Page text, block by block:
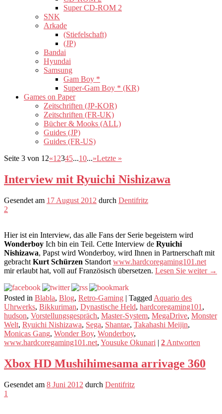
Super CD-ROM 2
SNK
Arkade
(Stiefelschaft)
(JP)
Bandai
Hyundai
Samsung
Gam Boy *
Super-Gam Boy * (KR)
Games on Paper
Zeitschriften (JP-KOR)
Zeitschriften (FR-UK)
Bücher & Mooks (ALL)
Guides (JP)
Guides (FR-US)
Seite 3 von 12«1 2345...10...»Letzte »
Interview mit Ryuichi Nishizawa
Gesendet am 17 August 2012 durch Dentifritz
2
Hier ist ein Interview, das alle Fans der Serie begeistern wird
Wonderboy Ich bin ein Teil. Cette Interview de Ryuichi
Nishizawa, Papst wird Wonderboy, wird Ihnen in Partnerschaft mit
gebracht Kurt Schürzen Standort www.hardcoregaming101.net
mir erlaubt hat, voll auf Französisch übersetzen. Lesen Sie weiter →
Posted in Blabla, Blog, Retro-Gaming | Tagged Aquario des
Uhrwerks, Bikkuriman, Dynastische Held, hardcoregaming101 ,
hudson, Vorstellungsgespräch, Master-System, MegaDrive, Monster
Welt, Ryuichi Nishizawa, Sega, Shantae, Takahashi Meijin,
Monicas Gang, Wonder Boy, Wonderboy,
www.hardcoregaming101.net, Yousuke Okunari | 2 Antworten
Xbox HD Mushihimesama arrivage 360
Gesendet am 8 Juni 2012 durch Dentifritz
1